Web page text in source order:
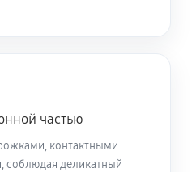
частью
контактными
соблюдая деликатный